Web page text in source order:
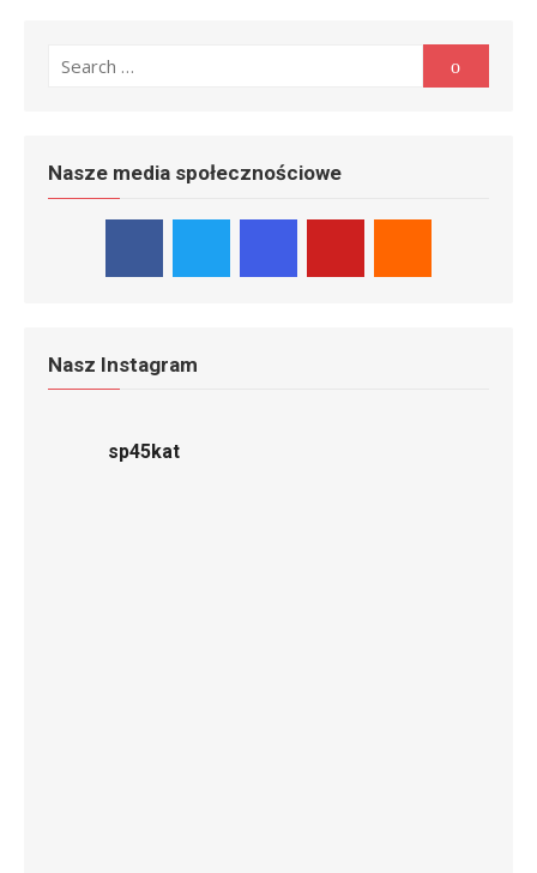
for:
Nasze media społecznościowe
Nasz Instagram
sp45kat